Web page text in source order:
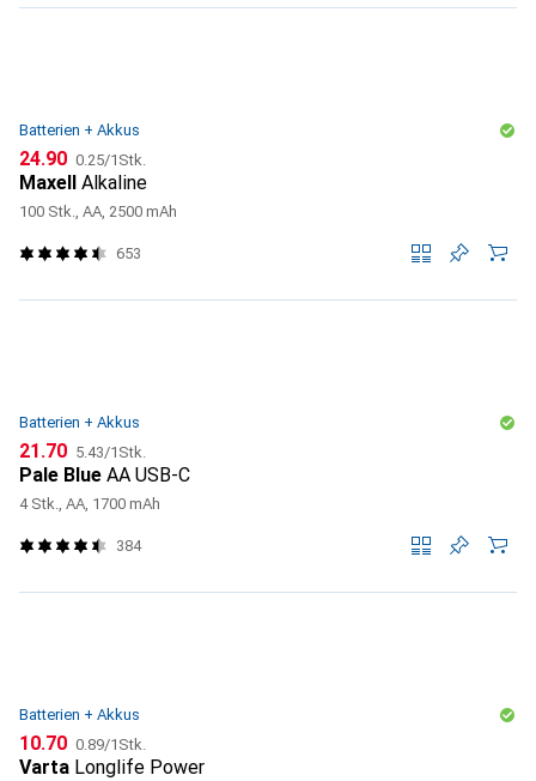
Batterien + Akkus
CHF
24.90 CHF
0.25/1Stk.
Maxell Alkaline
100 Stk., AA, 2500 mAh
653
Batterien + Akkus
CHF
21.70 CHF
5.43/1Stk.
Pale Blue AA USB-C
4 Stk., AA, 1700 mAh
384
Batterien + Akkus
CHF
10.70 CHF
0.89/1Stk.
Varta Longlife Power